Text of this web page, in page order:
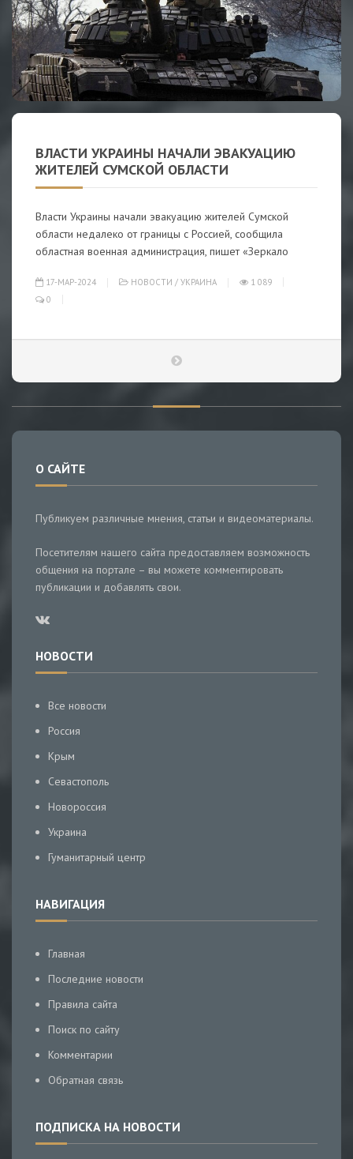
ВЛАСТИ УКРАИНЫ НАЧАЛИ ЭВАКУАЦИЮ
ЖИТЕЛЕЙ СУМСКОЙ ОБЛАСТИ
Власти Украины начали эвакуацию жителей Сумской
области недалеко от границы с Россией, сообщила
областная военная администрация, пишет «Зеркало
17-МАР-2024 НОВОСТИ / УКРАИНА
1 089
0
О САЙТЕ
Публикуем различные мнения, статьи и видеоматериалы.
Посетителям нашего сайта предоставляем возможность
общения на портале – вы можете комментировать
публикации и добавлять свои.
НОВОСТИ
Все новости
Россия
Крым
Севастополь
Новороссия
Украина
Гуманитарный центр
НАВИГАЦИЯ
Главная
Последние новости
Правила сайта
Поиск по сайту
Комментарии
Обратная связь
ПОДПИСКА НА НОВОСТИ